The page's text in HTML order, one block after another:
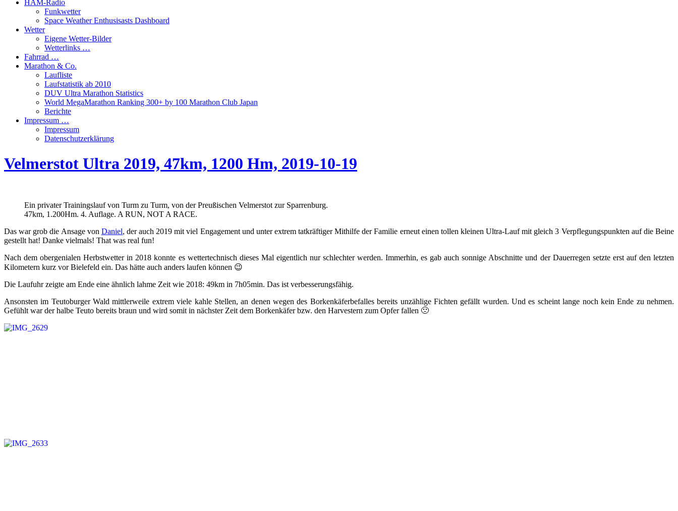
HAM-Radio
Funkwetter
Space Weather Enthusisasts Dashboard
Wetter
Eigene Wetter-Bilder
Wetterlinks …
Fahrrad …
Marathon & Co.
Laufliste
Laufstatistik ab 2010
DUV Ultra Marathon Statistics
World MegaMarathon Ranking 300+ by 100 Marathon Club Japan
Berichte
Impressum …
Impressum
Datenschutzerklärung
Velmerstot Ultra 2019, 47km, 1200 Hm, 2019-10-19
Ein privater Trainingslauf von Turm zu Turm, von der Preußischen Velmerstot zur Sparrenburg.
47km, 1.200Hm. 4. Auflage. A RUN, NOT A RACE.
Das war grob die Ansage von Daniel, der auch 2019 mit viel Engagement und unter extrem tatkräftiger Mithilfe der Familie erneut einen tollen kleinen Ultra-Lauf mit gleich 3 Verpflegungspunkten auf die Beine
gestellt hat! Danke vielmals! That was real fun!
Nach dem obergenialen Herbstwetter in 2018 konnte es wettertechnisch dieses Mal eigentlich nur schlechter werden. Immerhin, es gab auch sonnige Abschnitte und der Dauerregen setzte erst auf den letzten
Kilometern kurz vor Bielefeld ein. Das hätte auch anders laufen können 😉
Die Laufuhr zeigte am Ende eine ähnlich lahme Zeit wie 2018: 49km in 7h05min. Das ist verbesserungsfähig.
Ansonsten im Teutoburger Wald mittlerweile extrem viele kahle Stellen, an denen wegen des Borkenkäferbefalles bereits unzählige Fichten gefällt wurden. Und es scheint lange noch kein Ende zu nehmen.
Gefühlt war der halbe Teuto bereits braun und wird somit in nächster Zeit dem Borkenkäfer bzw. den Harvestern zum Opfer fallen 🙁